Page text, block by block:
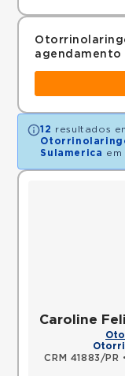
agendamento
12 resultados
Sulamerica em
Caroline
CRM 41883/PR